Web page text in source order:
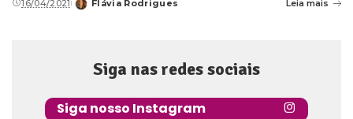
16/04/2021
Posted
Flávia Rodrigues Leia mais
Siga nas redes sociais
Siga nosso Instagram